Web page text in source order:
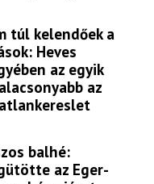
túl kelendőek a
Heves
az egyik
az
balhé:
az Eger-